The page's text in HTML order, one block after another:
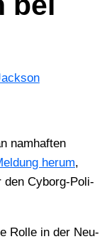
nam­haf­ten
her­um,
den Cyborg-Poli­
Rol­le in der Neu­